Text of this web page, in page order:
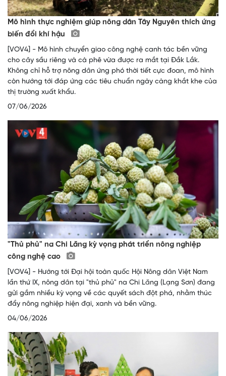
Mô hình thực nghiệm giúp nông dân Tây Nguyên thích ứng
biến đổi khí hậu
[VOV4] - Mô hình chuyển giao công nghệ canh tác bền vững
cho cây sầu riêng và cà phê vừa được ra mắt tại Đắk Lắk.
Không chỉ hỗ trợ nông dân ứng phó thời tiết cực đoan, mô hình
còn hướng tới đáp ứng các tiêu chuẩn ngày càng khắt khe của
thị trường xuất khẩu.
07/06/2026
"Thủ phủ" na Chi Lăng kỳ vọng phát triển nông nghiệp
công nghệ cao
[VOV4] - Hướng tới Đại hội toàn quốc Hội Nông dân Việt Nam
lần thứ IX, nông dân tại "thủ phủ" na Chi Lăng (Lạng Sơn) đang
gửi gắm nhiều kỳ vọng về các quyết sách đột phá, nhằm thúc
đẩy nông nghiệp hiện đại, xanh và bền vững.
04/06/2026